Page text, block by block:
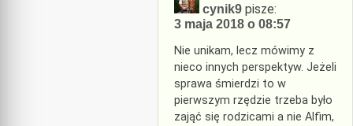
cynik9 pisze:
3 maja 2018 o 08:57
Nie unikam, lecz mówimy z
nieco innych perspektyw. Jeżeli
sprawa śmierdzi to w
pierwszym rzędzie trzeba było
zająć się rodzicami a nie Alfim,